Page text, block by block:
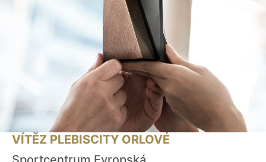
VÍTĚZ PLEBISCITY ORLOVÉ